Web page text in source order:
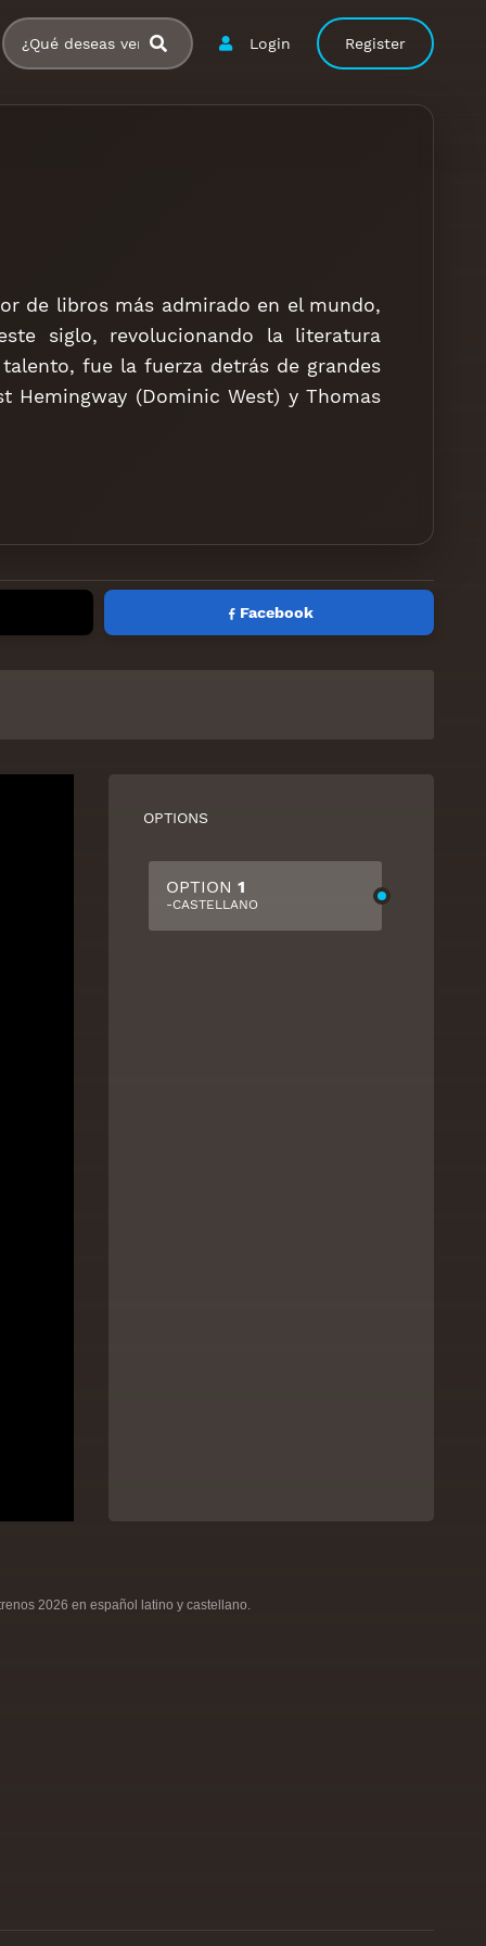
Login Register
de libros más admirado en el mundo,
siglo, revolucionando la literatura
fue la fuerza detrás de grandes
Hemingway (Dominic West) y Thomas
Facebook
OPTIONS
OPTION 1
-CASTELLANO
2026 en español latino y castellano.